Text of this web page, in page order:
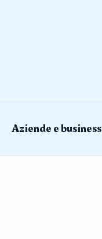
Aziende e business